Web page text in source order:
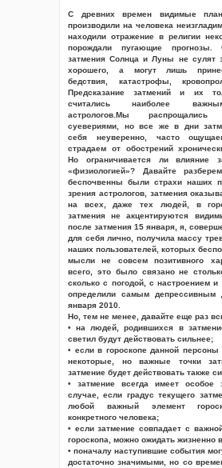
С древних времeн видимые
производили на человека
находили отражение в религии
порождали пугающие прогнозы.
затмения Солнца и Луны не сулят
хорошего, а могут лишь
бедствия, катастрофы,
Предсказание затмений и их
считались наиболее
астрологов.Мы
суевериями, но все же в дни
себя неуверенно, часто
страдаем от обострений
Но ограничивается ли влияние
«физиологией»? Давайте
беспочвенны были страхи наших
зрения астрологов, затмения
на всех, даже тех людей, в
затмения не акцентируются
после затмения 15 января, я,
для себя лично, получила массу
наших пользователей, которых
мысли не совсем позитивного
всего, это было связано не
сколько с погодой, с настроением
определили самым
января 2010.
Но, тем не менее, давайте еще раз
• на людей, родившихся в
светил будут действовать сильнее;
• если в гороскопе данной
некоторые, но важные точки
затмение будет действовать также
• затмение всегда имеет особое
случае, если градус текущего
любой важный элемент
конкретного человека;
• если затмение совпадает с
гороскопа, можно ожидать жизненно
• поначалу наступившие события
достаточно значимыми, но со